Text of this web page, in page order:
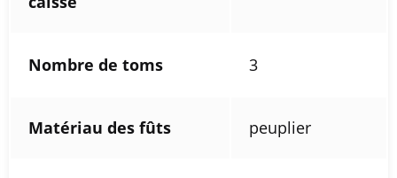
Nombre de toms 3
Matériau des fûts peuplier